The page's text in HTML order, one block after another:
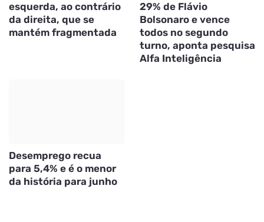
esquerda, ao contrário
da direita, que se
mantém fragmentada
29% de Flávio
Bolsonaro e vence
todos no segundo
turno, aponta pesquisa
Alfa Inteligência
Desemprego recua
para 5,4% e é o menor
da história para junho